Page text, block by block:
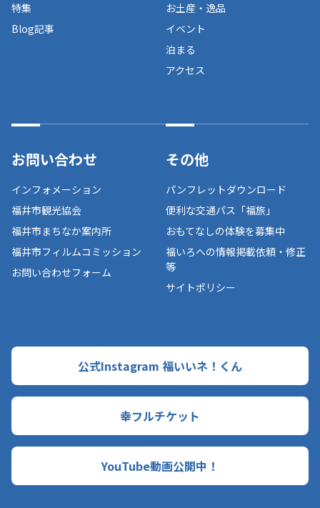
特集
Blog記事
お土産・逸品
イベント
泊まる
アクセス
お問い合わせ
インフォメーション
福井市観光協会
福井市まちなか案内所
福井市フィルムコミッション
お問い合わせフォーム
その他
パンフレットダウンロード
便利な交通パス「福旅」
おもてなしの体験を募集中
福いろへの情報掲載依頼・修正
等
サイトポリシー
公式Instagram 福いいネ！くん
幸フルチケット
YouTube動画公開中！